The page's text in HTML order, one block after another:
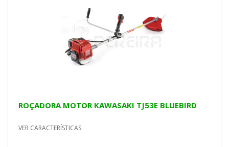
ROÇADORA MOTOR KAWASAKI TJ53E BLUEBIRD
VER CARACTERÍSTICAS